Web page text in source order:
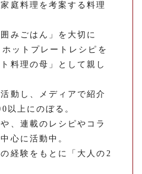
庭料理を考案する料理
みごはん」を大切に
ットプレートレシピを
料理の母」として親し
動し、メディアで紹介
以上にのぼる。
、連載のレシピやコラ
心に活動中。
経験をもとに「大人の2